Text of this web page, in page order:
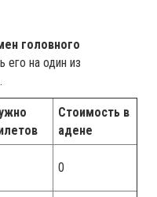
головного
его на один из
Стоимость в
адене
0